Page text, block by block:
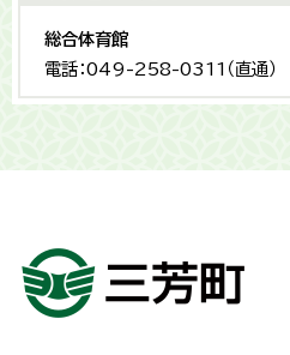
総合体育館
電話：049-258-0311（直通）